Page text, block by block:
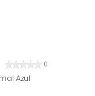
0
Azul